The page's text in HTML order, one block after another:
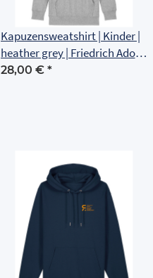
Kapuzensweatshirt | Kinder |
heather grey | Friedrich Adolf
Richter Schule Rudolstadt
28,00 € *